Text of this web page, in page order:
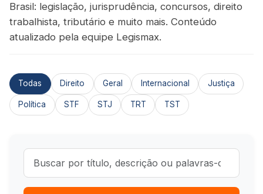
Brasil: legislação, jurisprudência, concursos, direito
trabalhista, tributário e muito mais. Conteúdo
atualizado pela equipe Legismax.
Todas Direito Geral Internacional Justiça
Política STF STJ TRT TST
Buscar notícias